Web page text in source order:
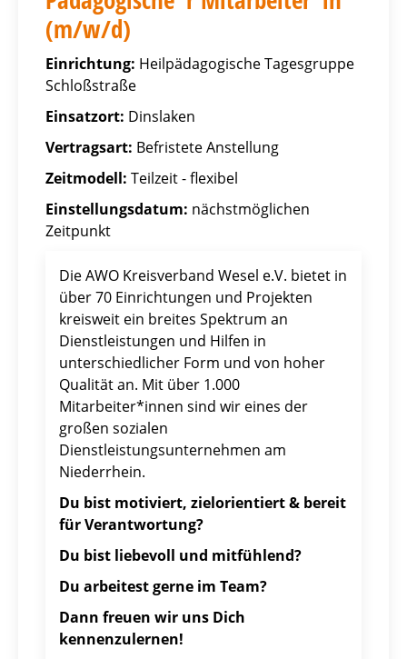
(m/w/d)
Einrichtung: Heilpädagogische Tagesgruppe
Schloßstraße
Einsatzort: Dinslaken
Vertragsart: Befristete Anstellung
Zeitmodell: Teilzeit - flexibel
Einstellungsdatum: nächstmöglichen
Zeitpunkt
Die AWO Kreisverband Wesel e.V. bietet in
über 70 Einrichtungen und Projekten
kreisweit ein breites Spektrum an
Dienstleistungen und Hilfen in
unterschiedlicher Form und von hoher
Qualität an. Mit über 1.000
Mitarbeiter*innen sind wir eines der
großen sozialen
Dienstleistungsunternehmen am
Niederrhein.
Du bist motiviert, zielorientiert & bereit
für Verantwortung?
Du bist liebevoll und mitfühlend?
Du arbeitest gerne im Team?
Dann freuen wir uns Dich
kennenzulernen!